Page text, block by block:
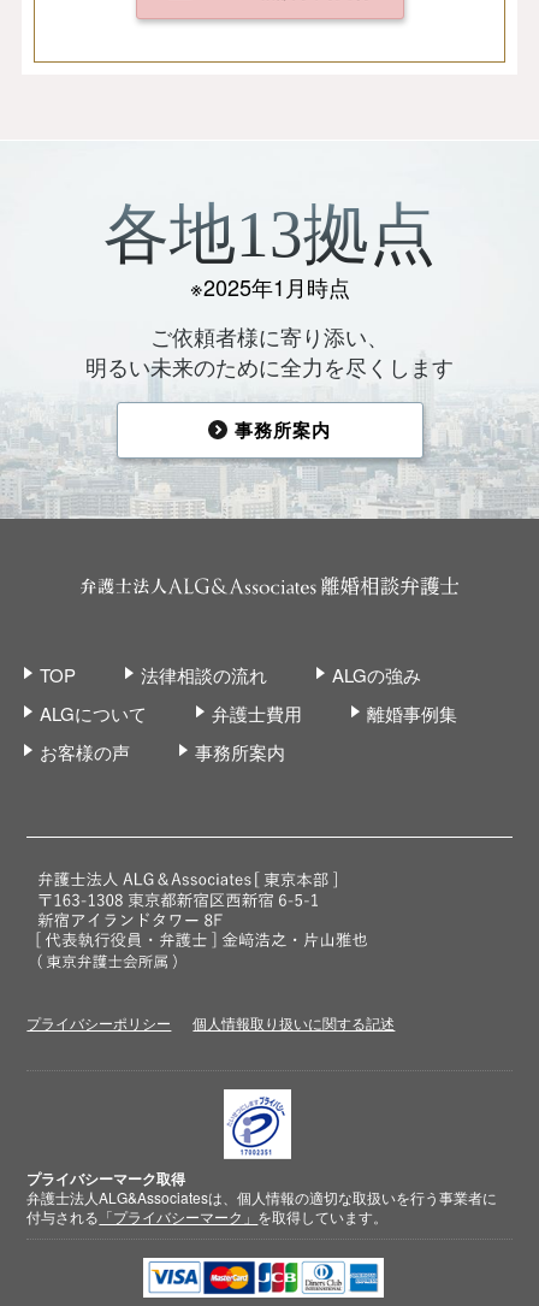
各地13拠点
※2025年1月時点
ご依頼者様に寄り添い、
明るい未来のために全力を尽くします
事務所案内
TOP 法律相談の流れ
ALGの強み
ALGについて
弁護士費用
離婚事例集
お客様の声
事務所案内
プライバシーポリシー 個人情報取り扱いに関する記述
プライバシーマーク取得
弁護士法人ALG&Associatesは、個人情報の適切な取扱いを行う事業者に
付与される 「プライバシーマーク」 を取得しています。